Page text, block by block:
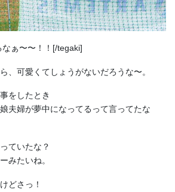
ぁ〜〜！！[/tegaki]
、可愛くてしょうがないだろうな〜。
をしたとき
夫婦が夢中になってるって言ってたな
ていたな？
みたいね。
どさっ！